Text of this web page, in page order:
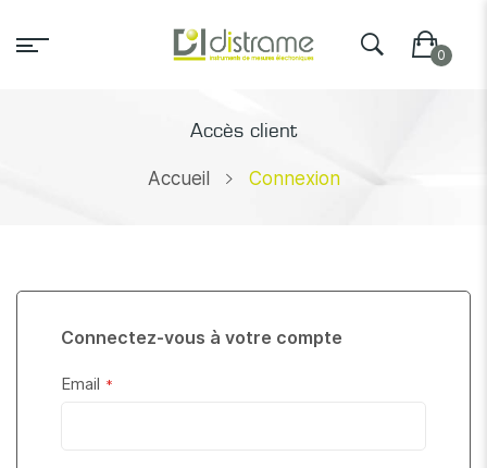
Accès client
Accueil Connexion
Connectez-vous à votre compte
Email